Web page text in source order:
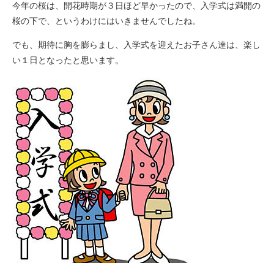
今年の桜は、開花時期が３日ほど早かったので、入学式は満開の
桜の下で、というわけにはいきませんでしたね。
でも、期待に胸を膨らまし、入学式を迎えたお子さん達は、楽し
い１日となったと思います。